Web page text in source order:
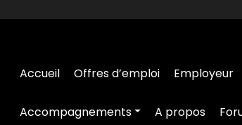
Accueil Offres d’emploi Employeur
Accompagnements A propos